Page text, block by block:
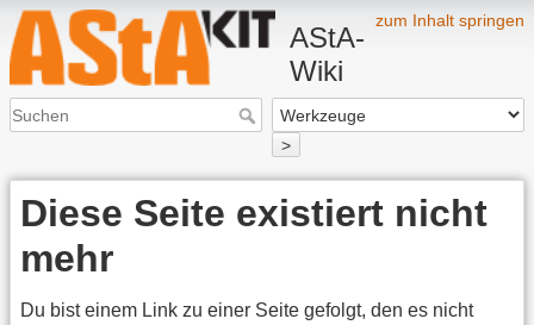
zum Inhalt springen
AStA-
Wiki
>
Diese Seite existiert nicht
mehr
Du bist einem Link zu einer Seite gefolgt, den es nicht